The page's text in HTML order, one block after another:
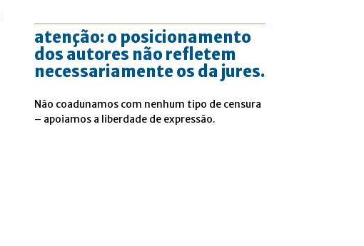
atenção: o posicionamento
dos autores não refletem
necessariamente os da jures.
Não coadunamos com nenhum tipo de censura
– apoiamos a liberdade de expressão.